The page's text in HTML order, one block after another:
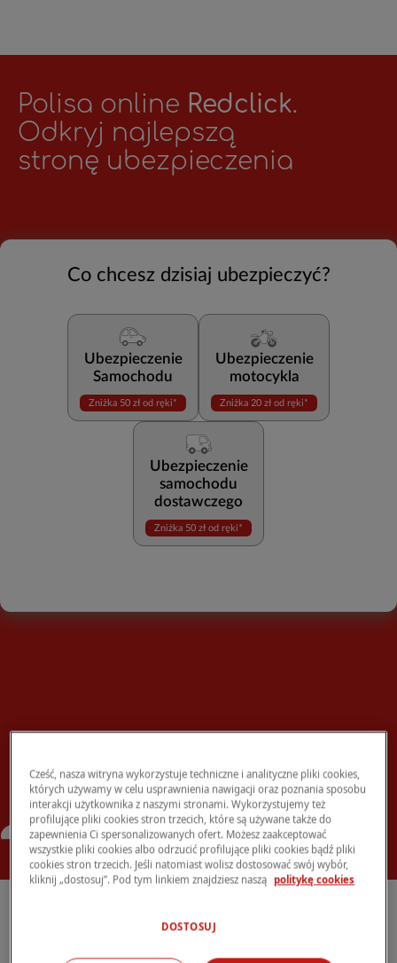
Polisa online Redclick.
Odkryj najlepszą
stronę ubezpieczenia
Co chcesz dzisiaj ubezpieczyć?
Ubezpieczenie
Samochodu
Zniżka 50 zł od ręki*
Ubezpieczenie
motocykla
Zniżka 20 zł od ręki*
Ubezpieczenie
samochodu
dostawczego
Zniżka 50 zł od ręki*
Cześć, nasza witryna wykorzystuje techniczne i analityczne pliki cookies,
których używamy w celu usprawnienia nawigacji oraz poznania sposobu
interakcji użytkownika z naszymi stronami. Wykorzystujemy też
profilujące pliki cookies stron trzecich, które są używane także do
zapewnienia Ci spersonalizowanych ofert. Możesz zaakceptować
wszystkie pliki cookies albo odrzucić profilujące pliki cookies bądź pliki
cookies stron trzecich. Jeśli natomiast wolisz dostosować swój wybór,
kliknij „dostosuj”. Pod tym linkiem znajdziesz naszą politykę cookies
DOSTOSUJ